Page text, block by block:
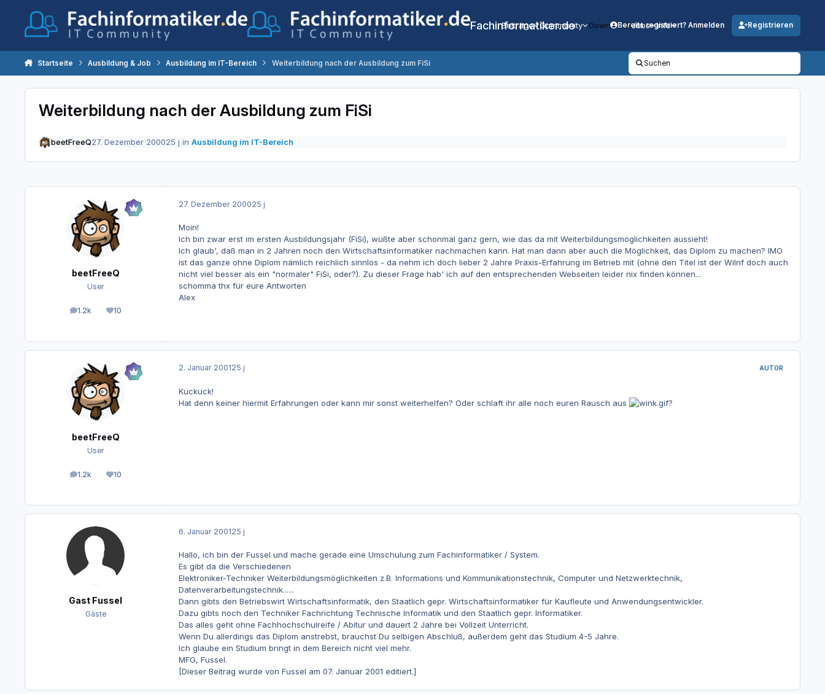
Fachinformatiker.de
Beiträge Community DownloadsJobs Info
Bereits registriert? Anmelden Registrieren
Startseite Ausbildung & Job Ausbildung im IT-Bereich Weiterbildung nach der Ausbildung zum FiSi Suchen
Weiterbildung nach der Ausbildung zum FiSi
beetFreeQ27. Dezember 200025 j in Ausbildung im IT-Bereich
beetFreeQ
User
1.2k
Beiträge 10
Reputation
27. Dezember 200025 j
Moin!
Ich bin zwar erst im ersten Ausbildungsjahr (FiSi), wüßte aber schonmal ganz gern, wie das da mit Weiterbildungsmöglichkeiten aussieht!
Ich glaub', daß man in 2 Jahren noch den Wirtschaftsinformatiker nachmachen kann. Hat man dann aber auch die Möglichkeit, das Diplom zu machen? IMO
ist das ganze ohne Diplom nämlich reichlich sinnlos - da nehm ich doch lieber 2 Jahre Praxis-Erfahrung im Betrieb mit (ohne den Titel ist der WiInf doch auch
nicht viel besser als ein "normaler" FiSi, oder?). Zu dieser Frage hab' ich auf den entsprechenden Webseiten leider nix finden können...
schomma thx für eure Antworten
Alex
beetFreeQ
User
1.2k
Beiträge 10
Reputation
2. Januar 200125 j AUTOR
Kuckuck!
Hat denn keiner hiermit Erfahrungen oder kann mir sonst weiterhelfen? Oder schlaft ihr alle noch euren Rausch aus
?
Gast Fussel
Gäste
6. Januar 200125 j
Hallo, ich bin der Fussel und mache gerade eine Umschulung zum Fachinformatiker / System.
Es gibt da die Verschiedenen
Elektroniker-Techniker Weiterbildungsmöglichkeiten z.B. Informations und Kommunikationstechnik, Computer und Netzwerktechnik,
Datenverarbeitungstechnik......
Dann gibts den Betriebswirt Wirtschaftsinformatik, den Staatlich gepr. Wirtschaftsinformatiker für Kaufleute und Anwendungsentwickler.
Dazu gibts noch den Techniker Fachrichtung Technische Informatik und den Staatlich gepr. Informatiker.
Das alles geht ohne Fachhochschulreife / Abitur und dauert 2 Jahre bei Vollzeit Unterricht.
Wenn Du allerdings das Diplom anstrebst, brauchst Du selbigen Abschluß, außerdem geht das Studium 4-5 Jahre.
Ich glaube ein Studium bringt in dem Bereich nicht viel mehr.
MFG, Fussel.
[Dieser Beitrag wurde von Fussel am 07. Januar 2001 editiert.]